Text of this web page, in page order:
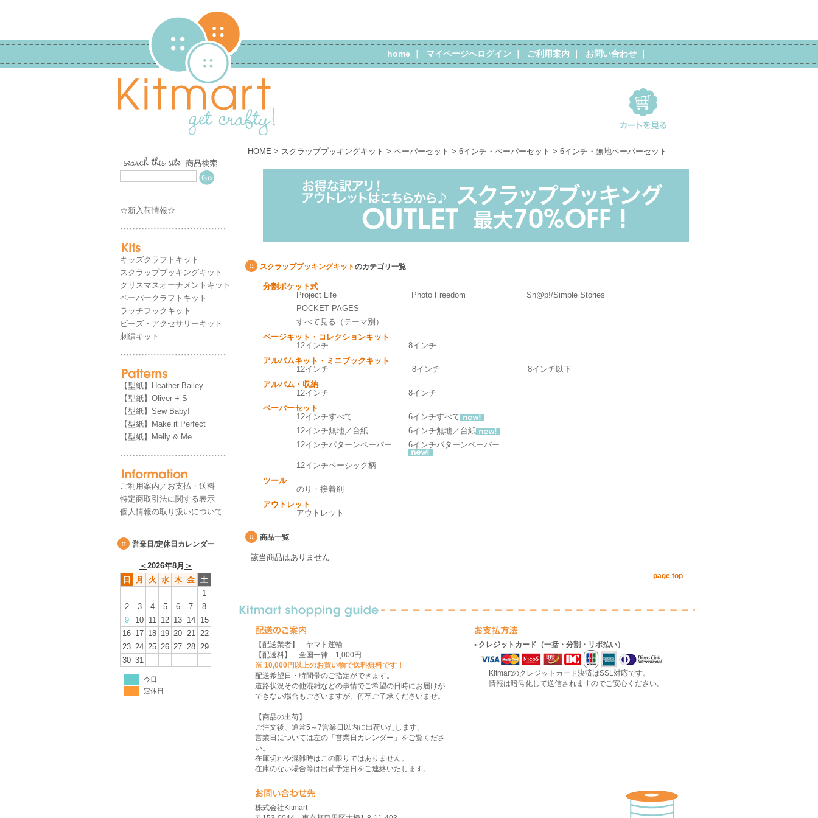
☆新入荷情報☆
キッズクラフトキット
スクラップブッキングキット
クリスマスオーナメントキット
ペーパークラフトキット
ラッチフックキット
ビーズ・アクセサリーキット
刺繍キット
【型紙】Heather Bailey
【型紙】Oliver + S
【型紙】Sew Baby!
【型紙】Make it Perfect
【型紙】Melly & Me
ご利用案内／お支払・送料
特定商取引法に関する表示
個人情報の取り扱いについて
営業日/定休日カレンダー
＜2026年8月 ＞
日
月 火 水 木 金 土
1
2
3 4 5 6 7
8
9
10 11 12 13 14
15
16 17 18 19 20 21 22
23 24 25 26 27 28 29
30 31
今日
定休日
home マイページへログイン ご利用案内 お問い合わせ
HOME > スクラップブッキングキット > ペーパーセット > 6インチ・ペーパーセット > 6インチ・無地ペーパーセット
スクラップブッキングキットのカテゴリ一覧
分割ポケット式
Project Life
Photo Freedom
Sn@p!/Simple Stories
POCKET PAGES
すべて見る（テーマ別）
ページキット・コレクションキット
12インチ
8インチ
アルバムキット・ミニブックキット
12インチ
8インチ
8インチ以下
アルバム・収納
12インチ
8インチ
ペーパーセット
12インチすべて
6インチすべて
12インチ無地／台紙
6インチ無地／台紙
12インチパターンペーパー
6インチパターンペーパー
12インチベーシック柄
ツール
のり・接着剤
アウトレット
アウトレット
商品一覧
該当商品はありません
page top
【配送業者】 ヤマト運輸
【配送料】 全国一律 1,000円
※ 10,000円以上のお買い物で送料無料です！
配送希望日・時間帯のご指定ができます。
道路状況その他混雑などの事情でご希望の日時にお届けが
できない場合もございますが、何卒ご了承くださいませ。
【商品の出荷】
ご注文後、通常5～7営業日以内に出荷いたします。
営業日については左の「営業日カレンダー」をご覧くださ
い。
在庫切れや混雑時はこの限りではありません。
在庫のない場合等は出荷予定日をご連絡いたします。
• クレジットカード（一括・分割・リボ払い）
Kitmartのクレジットカード決済はSSL対応です。
情報は暗号化して送信されますのでご安心ください。
株式会社Kitmart